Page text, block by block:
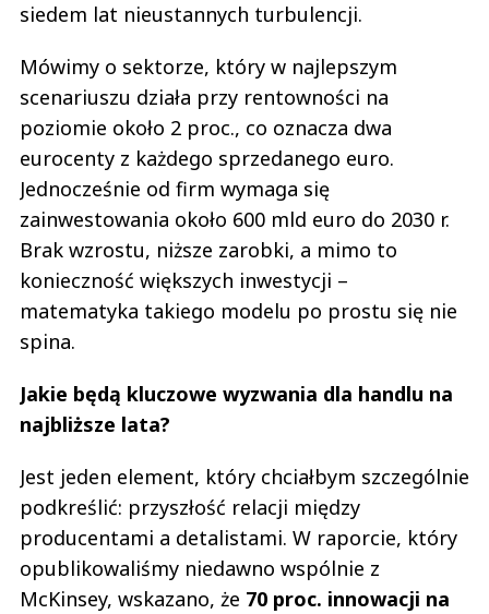
siedem lat nieustannych turbulencji.
Mówimy o sektorze, który w najlepszym
scenariuszu działa przy rentowności na
poziomie około 2 proc., co oznacza dwa
eurocenty z każdego sprzedanego euro.
Jednocześnie od firm wymaga się
zainwestowania około 600 mld euro do 2030 r.
Brak wzrostu, niższe zarobki, a mimo to
konieczność większych inwestycji –
matematyka takiego modelu po prostu się nie
spina.
Jakie będą kluczowe wyzwania dla handlu na
najbliższe lata?
Jest jeden element, który chciałbym szczególnie
podkreślić: przyszłość relacji między
producentami a detalistami. W raporcie, który
opublikowaliśmy niedawno wspólnie z
McKinsey, wskazano, że 70 proc. innowacji na